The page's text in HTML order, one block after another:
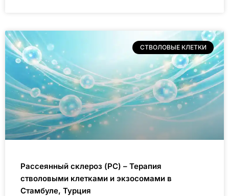
СТВОЛОВЫЕ КЛЕТКИ
Рассеянный склероз (РС) – Терапия
стволовыми клетками и экзосомами в
Стамбуле, Турция